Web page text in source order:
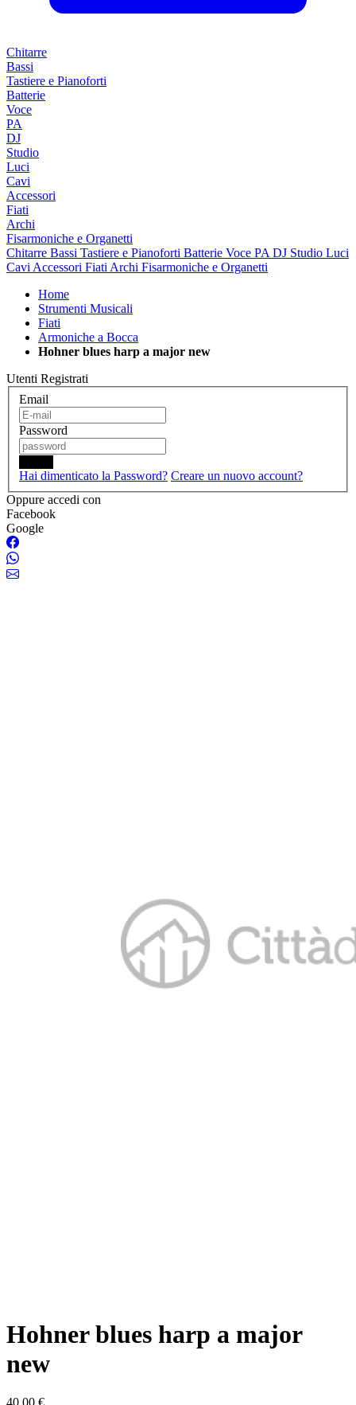
Chitarre
Bassi
Tastiere e Pianoforti
Batterie
Voce
PA
DJ
Studio
Luci
Cavi
Accessori
Fiati
Archi
Fisarmoniche e Organetti
Chitarre Bassi Tastiere e Pianoforti Batterie Voce PA DJ Studio Luci
Cavi Accessori Fiati Archi Fisarmoniche e Organetti
Home
Strumenti Musicali
Fiati
Armoniche a Bocca
Hohner blues harp a major new
Utenti Registrati
Email
Password
Hai dimenticato la Password? Creare un nuovo account?
Oppure accedi con
Facebook
Google
Hohner blues harp a major
new